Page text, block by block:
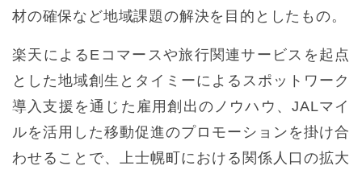
材の確保など地域課題の解決を目的としたもの。
楽天によるEコマースや旅行関連サービスを起点
とした地域創生とタイミーによるスポットワーク
導入支援を通じた雇用創出のノウハウ、JALマイ
ルを活用した移動促進のプロモーションを掛け合
わせることで、上士幌町における関係人口の拡大